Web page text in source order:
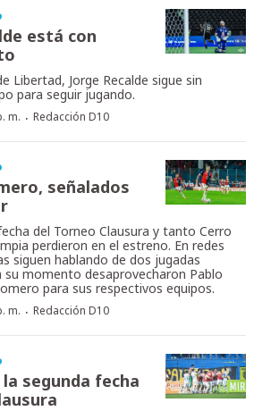
está con
Libertad, Jorge Recalde sigue sin
para seguir jugando.
m. · Redacción D10
señalados
del Torneo Clausura y tanto Cerro
perdieron en el estreno. En redes
siguen hablando de dos jugadas
su momento desaprovecharon Pablo
para sus respectivos equipos.
m. · Redacción D10
segunda fecha